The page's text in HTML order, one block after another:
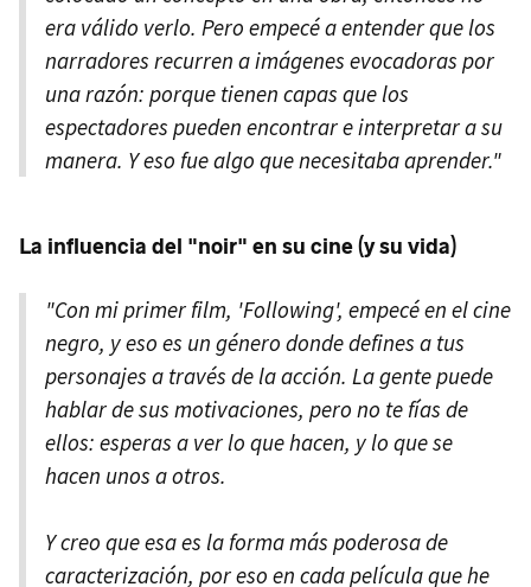
era válido verlo. Pero empecé a entender que los
narradores recurren a imágenes evocadoras por
una razón: porque tienen capas que los
espectadores pueden encontrar e interpretar a su
manera. Y eso fue algo que necesitaba aprender."
La influencia del "noir" en su cine (y su vida)
"Con mi primer film, 'Following', empecé en el cine
negro, y eso es un género donde defines a tus
personajes a través de la acción. La gente puede
hablar de sus motivaciones, pero no te fías de
ellos: esperas a ver lo que hacen, y lo que se
hacen unos a otros.
Y creo que esa es la forma más poderosa de
caracterización, por eso en cada película que he